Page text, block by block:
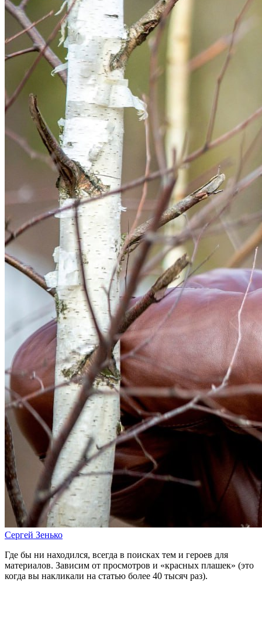
Сергей Зенько
Где бы ни находился, всегда в поисках тем и героев для
материалов. Зависим от просмотров и «красных плашек» (это
когда вы накликали на статью более 40 тысяч раз).